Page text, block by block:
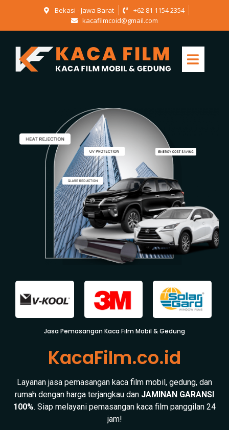
Bekasi - Jawa Barat
+62 81 1154 2354
kacafilmcoid@gmail.com
Jasa Pemasangan Kaca Film Mobil & Gedung
KacaFilm.co.id
Layanan jasa pemasangan kaca film mobil, gedung, dan
rumah dengan harga terjangkau dan JAMINAN GARANSI
100%. Siap melayani pemasangan kaca film panggilan 24
jam!